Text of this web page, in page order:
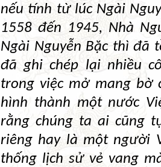
nếu tính từ lúc Ngài
1558 đến 1945, Nhà
Ngài Nguyễn Bặc thì đã
đã ghi chép lại nhiều
trong việc mở mang bờ
hình thành một nước
rằng chúng ta ai cũng
riêng hay là một người
thống lịch sử vẻ vang